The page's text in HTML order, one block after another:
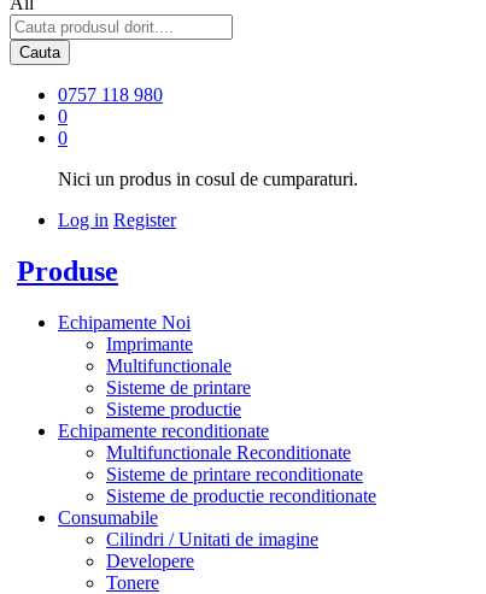
Cauta
0757 118 980
0
0
Nici un produs in cosul de cumparaturi.
Log in Register
Produse
Echipamente Noi
Imprimante
Multifunctionale
Sisteme de printare
Sisteme productie
Echipamente reconditionate
Multifunctionale Reconditionate
Sisteme de printare reconditionate
Sisteme de productie reconditionate
Consumabile
Cilindri / Unitati de imagine
Developere
Tonere